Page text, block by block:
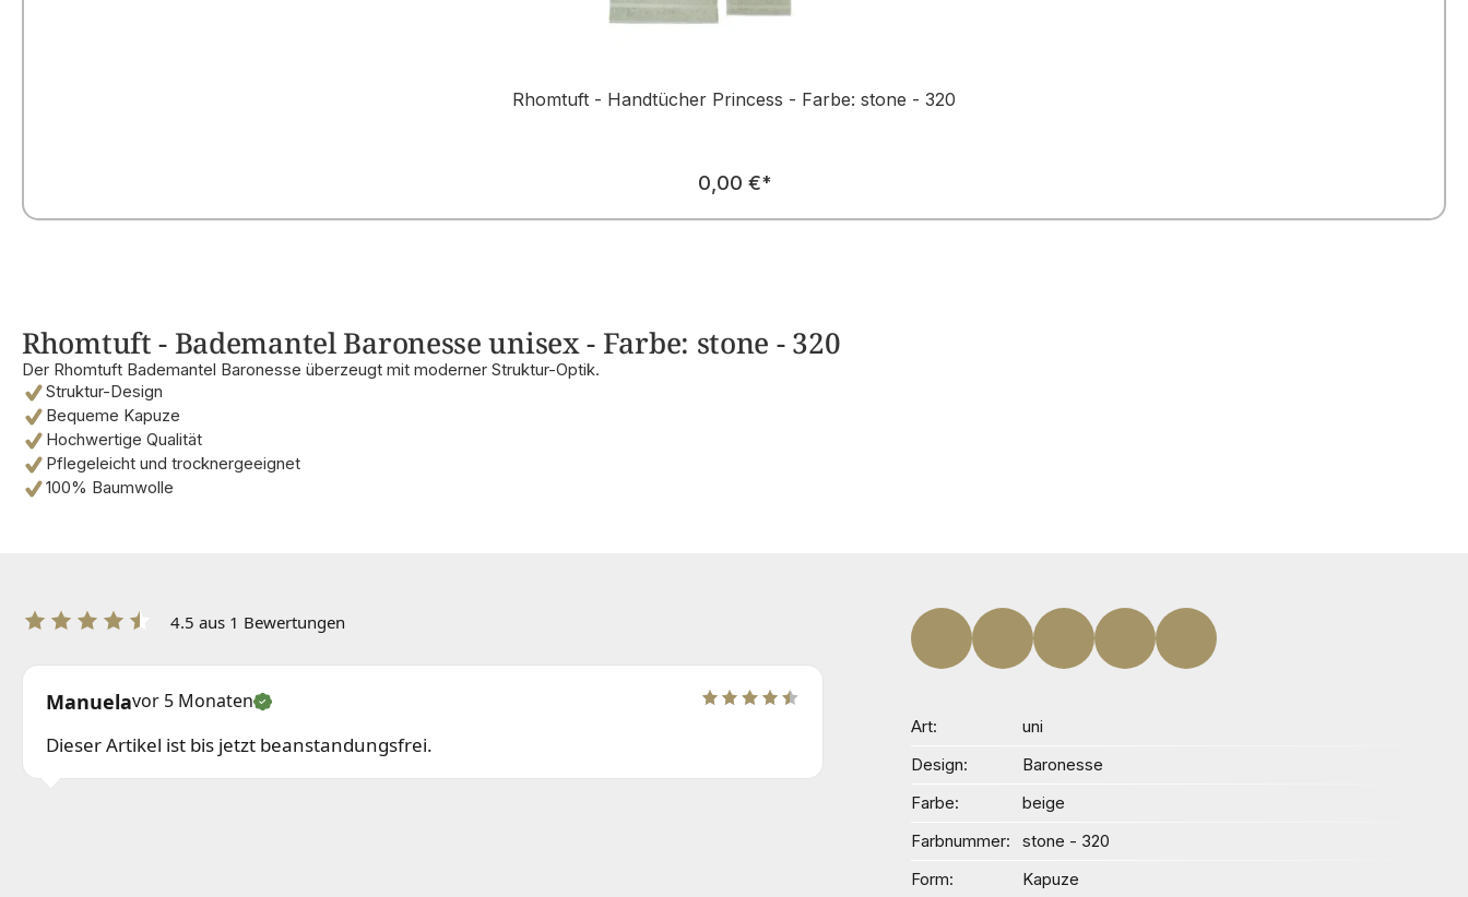
Rhomtuft - Handtücher Princess - Farbe: stone - 320
Regulärer Preis:
0,00 €*
Rhomtuft - Bademantel Baronesse unisex - Farbe: stone - 320
Der Rhomtuft Bademantel Baronesse überzeugt mit moderner Struktur-Optik.
Struktur-Design
Bequeme Kapuze
Hochwertige Qualität
Pflegeleicht und trocknergeeignet
100% Baumwolle
4.5 aus 1 Bewertungen
Manuelavor 5 Monaten
Dieser Artikel ist bis jetzt beanstandungsfrei.
Art
uni
Design
Baronesse
Farbe
beige
Farbnummer
stone - 320
Form
Kapuze